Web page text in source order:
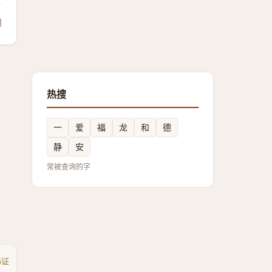
热搜
一 爱 福 龙 和
德
静
安
常被查询的字